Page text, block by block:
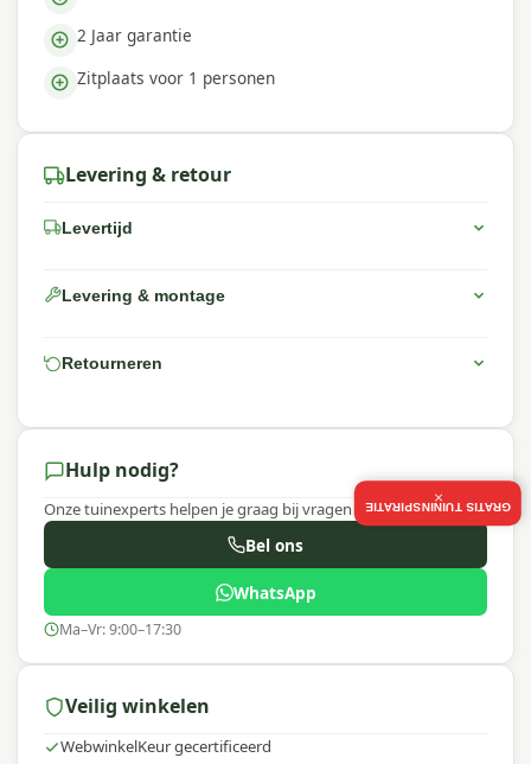
2 Jaar garantie
Zitplaats voor 1 personen
Levering & retour
Levertijd
Levering & montage
Retourneren
Hulp nodig?
Onze tuinexperts helpen je graag bij vragen over dit product.
Bel ons
WhatsApp
Ma–Vr: 9:00–17:30
Veilig winkelen
WebwinkelKeur gecertificeerd
GRATIS TUININSPIRATIE
×